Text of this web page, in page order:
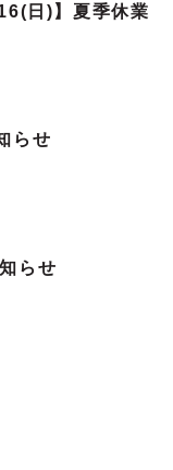
日)】夏季休業
らせ
らせ